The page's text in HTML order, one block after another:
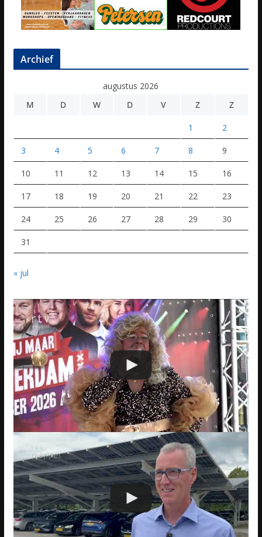
Archief
augustus 2026
M
D W D V Z Z
1 2
3 4 5 6 7 8 9
10 11 12 13 14 15 16
17 18 19 20 21 22 23
24 25 26 27 28 29 30
31
« jul